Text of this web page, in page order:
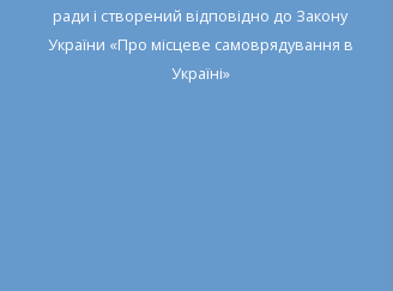
ради і створений відповідно до Закону
України «Про місцеве самоврядування в
Україні»